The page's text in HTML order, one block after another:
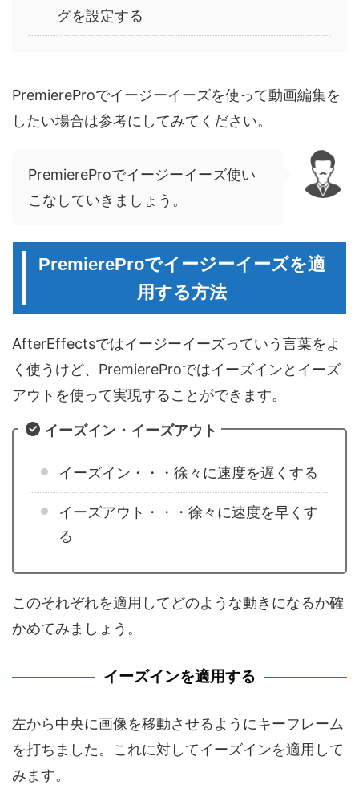
グを設定する
PremiereProでイージーイーズを使って動画編集を
したい場合は参考にしてみてください。
PremiereProでイージーイーズ使い
こなしていきましょう。
PremiereProでイージーイーズを適
用する方法
AfterEffectsではイージーイーズっていう言葉をよ
く使うけど、PremiereProではイーズインとイーズ
アウトを使って実現することができます。
イーズイン・イーズアウト
イーズイン・・・徐々に速度を遅くする
イーズアウト・・・徐々に速度を早くす
る
このそれぞれを適用してどのような動きになるか確
かめてみましょう。
イーズインを適用する
左から中央に画像を移動させるようにキーフレーム
を打ちました。これに対してイーズインを適用して
みます。